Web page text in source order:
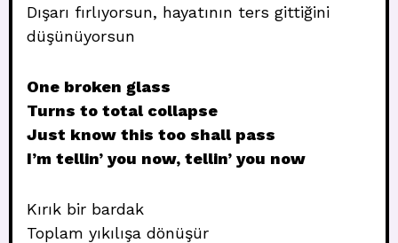
Dışarı fırlıyorsun, hayatının ters gittiğini
düşünüyorsun
One broken glass
Turns to total collapse
Just know this too shall pass
I’m tellin’ you now, tellin’ you now
Kırık bir bardak
Toplam yıkılışa dönüşür